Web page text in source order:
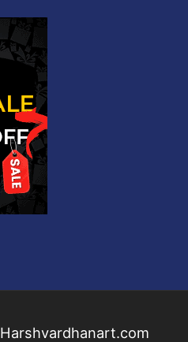
Harshvardhanart.com